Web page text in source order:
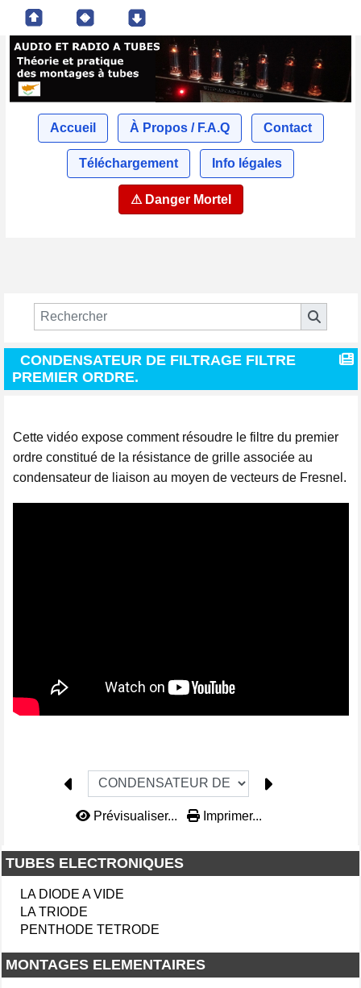
Accueil À Propos / F.A.Q Contact
Téléchargement Info légales
⚠ Danger Mortel
TUBES ELECTRONIQUES
LA DIODE A VIDE
LA TRIODE
PENTHODE TETRODE
MONTAGES ELEMENTAIRES
CONDENSATEUR DE FILTRAGE FILTRE
PREMIER ORDRE.
Cette vidéo expose comment résoudre le filtre du premier
ordre constitué de la résistance de grille associée au
condensateur de liaison au moyen de vecteurs de Fresnel.
Prévisualiser... Imprimer...